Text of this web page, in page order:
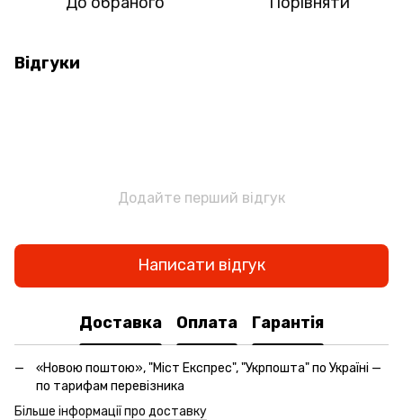
Відгуки
Додайте перший відгук
Написати відгук
Доставка Оплата Гарантія
«Новою поштою», "Міст Експрес", "Укрпошта" по Україні —
по тарифам перевізника
Більше інформації про доставку